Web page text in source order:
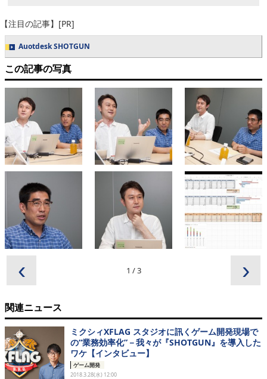
【注目の記事】[PR]
Auotdesk SHOTGUN
この記事の写真
1 /3
‹ ›
関連ニュース
ミクシィXFLAG スタジオに訊くゲーム開発現場で
の“業務効率化”－我々が『SHOTGUN』を導入した
ワケ【インタビュー】
ゲーム開発
2018.3.28(水) 12:00